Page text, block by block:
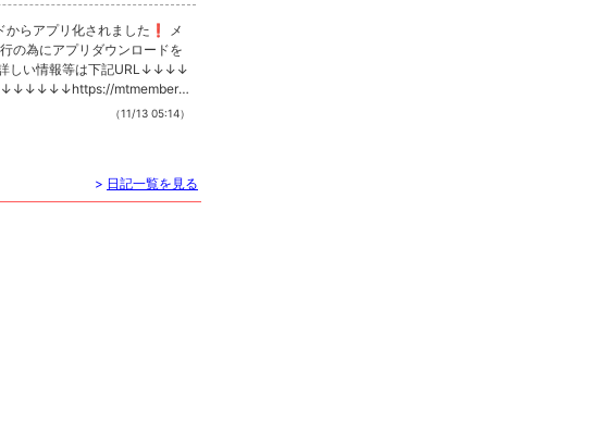
の為にアプリダウンロードを
しい情報等は下記URL↓↓↓↓
mtmembers.
のご加入はご来店時に店舗ス
せていただきます❗️難しい登
（11/13 05:14）
> 日記一覧を見る